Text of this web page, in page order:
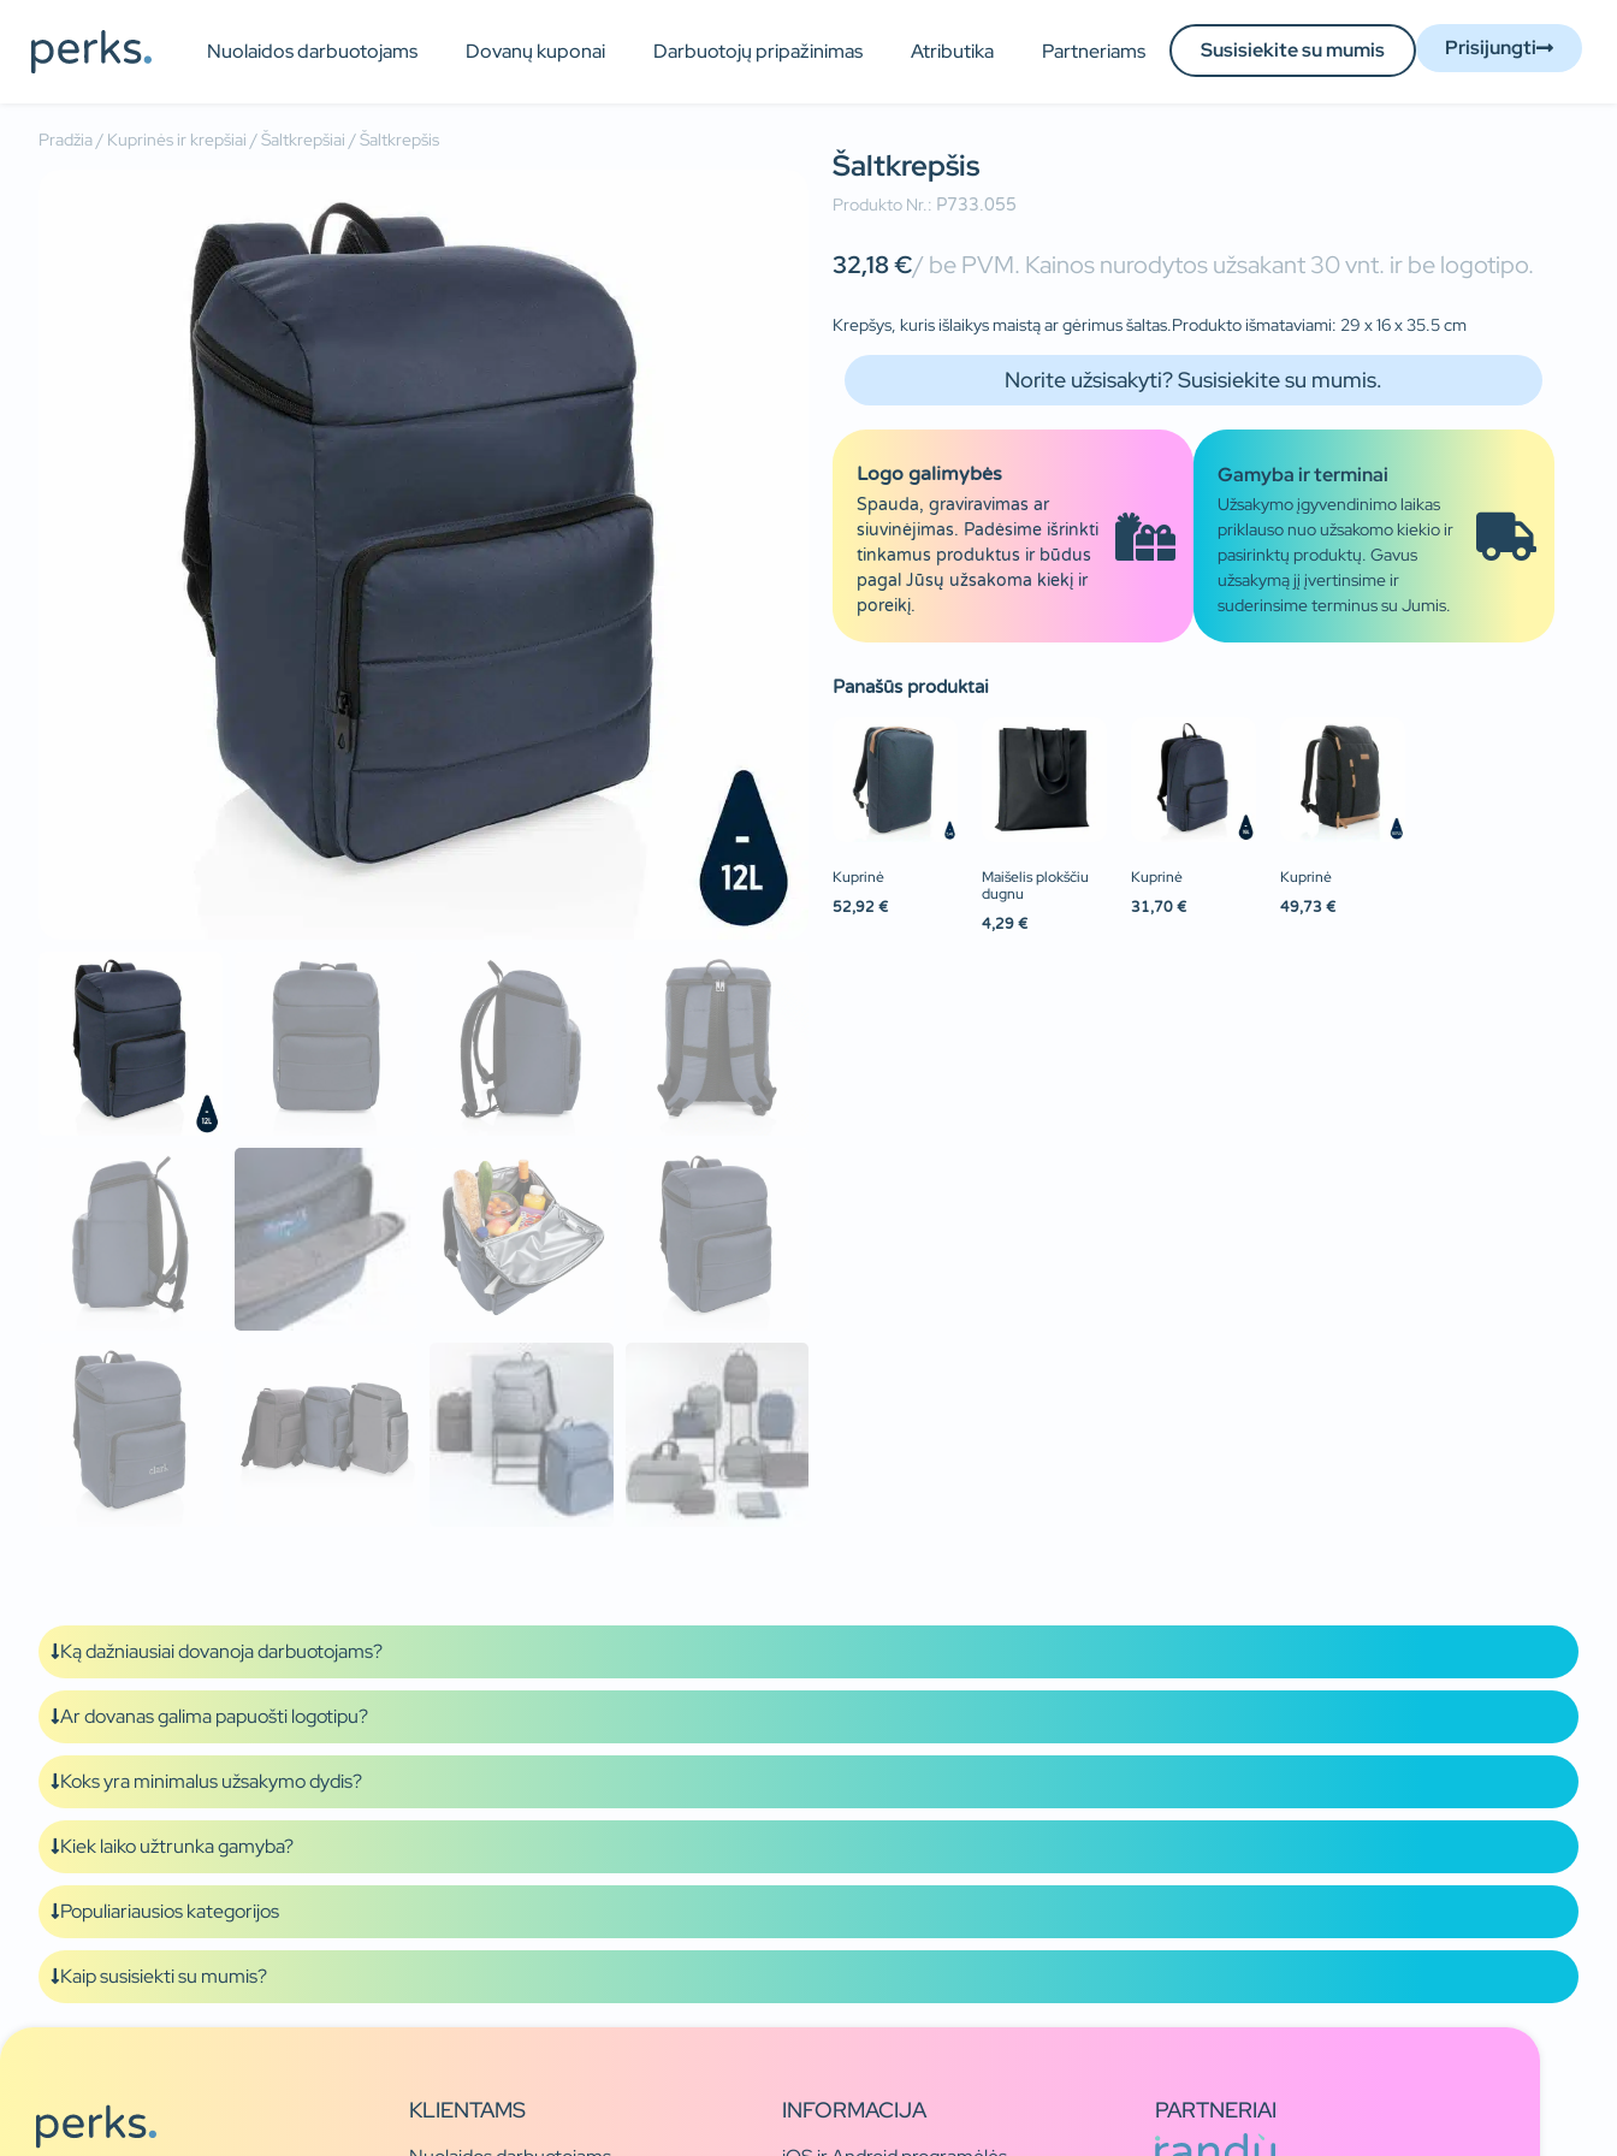
Nuolaidos darbuotojams Dovanų kuponai Darbuotojų pripažinimas Atributika Partneriams Susisiekite su mumis Prisijungti
Pradžia/ Kuprinės ir krepšiai /Šaltkrepšiai / Šaltkrepšis
Šaltkrepšis
Produkto Nr.: P733.055
32,18€/ be PVM. Kainos nurodytos užsakant 30 vnt. ir be logotipo.
Krepšys, kuris išlaikys maistą ar gėrimus šaltas.Produkto išmataviami: 29 x 16 x 35.5 cm
Norite užsisakyti? Susisiekite su mumis.
Logo galimybės
Spauda, graviravimas ar
siuvinėjimas. Padėsime išrinkti
tinkamus produktus ir būdus
pagal Jūsų užsakoma kiekį ir
poreikį.
Gamyba ir terminai
Užsakymo įgyvendinimo laikas
priklauso nuo užsakomo kiekio ir
pasirinktų produktų. Gavus
užsakymą jį įvertinsime ir
suderinsime terminus su Jumis.
Panašūs produktai
Kuprinė
52,92 €
Maišelis plokščiu
dugnu
4,29 €
Kuprinė
31,70 €
Kuprinė
49,73 €
Ką dažniausiai dovanoja darbuotojams?
Ar dovanas galima papuošti logotipu?
Koks yra minimalus užsakymo dydis?
Kiek laiko užtrunka gamyba?
Populiariausios kategorijos
Kaip susisiekti su mumis?
KLIENTAMS INFORMACIJA PARTNERIAI